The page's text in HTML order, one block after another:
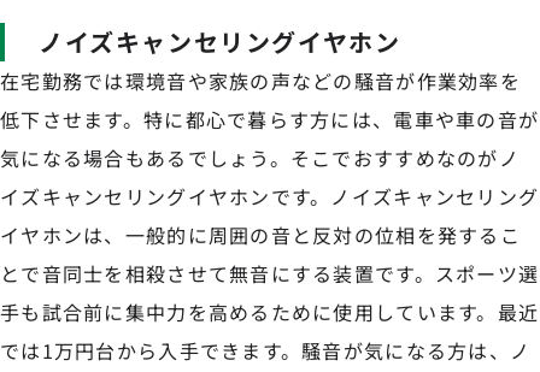
ノイズキャンセリングイヤホン
在宅勤務では環境音や家族の声などの騒音が作業効率を
低下させます。特に都心で暮らす方には、電車や車の音が
気になる場合もあるでしょう。そこでおすすめなのがノ
イズキャンセリングイヤホンです。ノイズキャンセリング
イヤホンは、一般的に周囲の音と反対の位相を発するこ
とで音同士を相殺させて無音にする装置です。スポーツ選
手も試合前に集中力を高めるために使用しています。最近
では1万円台から入手できます。騒音が気になる方は、ノ